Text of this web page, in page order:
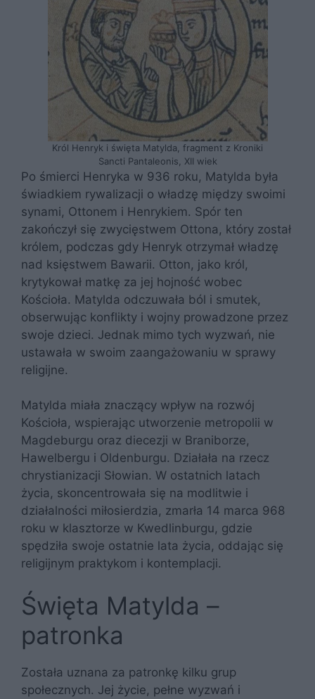
Król Henryk i święta Matylda, fragment z Kroniki
Sancti Pantaleonis, XII wiek
Po śmierci Henryka w 936 roku, Matylda była
świadkiem rywalizacji o władzę między swoimi
synami, Ottonem i Henrykiem. Spór ten
zakończył się zwycięstwem Ottona, który został
królem, podczas gdy Henryk otrzymał władzę
nad księstwem Bawarii. Otton, jako król,
krytykował matkę za jej hojność wobec
Kościoła. Matylda odczuwała ból i smutek,
obserwując konflikty i wojny prowadzone przez
swoje dzieci. Jednak mimo tych wyzwań, nie
ustawała w swoim zaangażowaniu w sprawy
religijne.
Matylda miała znaczący wpływ na rozwój
Kościoła, wspierając utworzenie metropolii w
Magdeburgu oraz diecezji w Braniborze,
Hawelbergu i Oldenburgu. Działała na rzecz
chrystianizacji Słowian. W ostatnich latach
życia, skoncentrowała się na modlitwie i
działalności miłosierdzia, zmarła 14 marca 968
roku w klasztorze w Kwedlinburgu, gdzie
spędziła swoje ostatnie lata życia, oddając się
religijnym praktykom i kontemplacji.
Święta Matylda –
patronka
Została uznana za patronkę kilku grup
społecznych. Jej życie, pełne wyzwań i